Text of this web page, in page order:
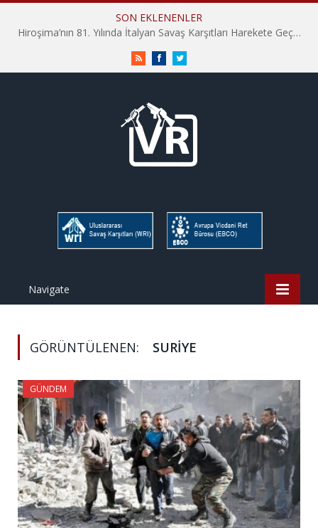
SON EKLENENLER
Hiroşima’nın 81. Yılında İtalyan Savaş Karşıtları Harekete Geçti: “Hatırlamak yeterli değil”
RSS FacebookTwitter
Navigate
GÖRÜNTÜLENEN: SURIYE
GÜNDEM